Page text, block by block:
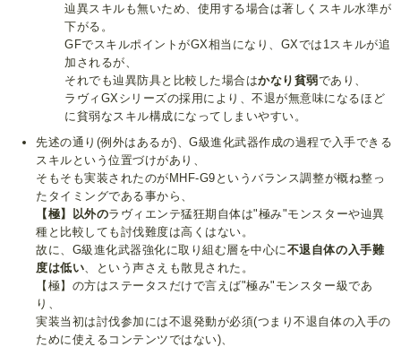
辿異スキルも無いため、使用する場合は著しくスキル水準が
下がる。
GFでスキルポイントがGX相当になり、GXでは1スキルが追
加されるが、
それでも辿異防具と比較した場合はかなり貧弱であり、
ラヴィGXシリーズの採用により、不退が無意味になるほど
に貧弱なスキル構成になってしまいやすい。
先述の通り(例外はあるが)、G級進化武器作成の過程で入手できる
スキルという位置づけがあり、
そもそも実装されたのがMHF-G9というバランス調整が概ね整っ
たタイミングである事から、
【極】以外のラヴィエンテ猛狂期自体は"極み"モンスターや辿異
種と比較しても討伐難度は高くはない。
故に、G級進化武器強化に取り組む層を中心に 不退自体の入手難
度は低い 、という声さえも散見された。
【極】の方はステータスだけで言えば"極み"モンスター級であ
り、
実装当初は討伐参加には不退発動が必須(つまり不退自体の入手の
ために使えるコンテンツではない)、